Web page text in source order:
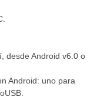
desde Android v6.0 o
Android: uno para